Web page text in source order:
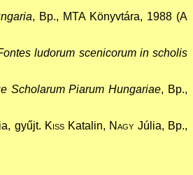
, Bp., MTA Könyvtára, 1988 (A
ludorum scenicorum in scholis
Scholarum Piarum Hungariae, Bp.,
gyűjt. KissKatalin, Nagy Júlia, Bp.,